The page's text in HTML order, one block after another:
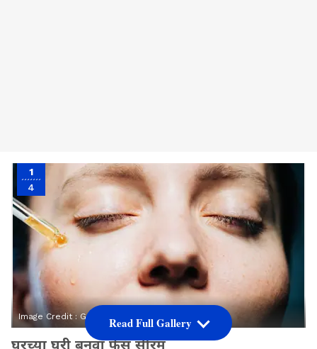
1
4
Image Credit : Getty
घरच्या घरी बनवा फेस सीरम
Read Full Gallery